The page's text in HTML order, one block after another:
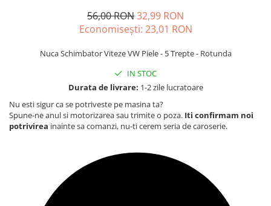
Accesorii Electronice Auto
Accesorii pentru Roti si Anvelope
Organizatoare Auto
56,00 RON32,99 RON
Economisești: 23,01 RON
Nuca Schimbator Viteze VW Piele - 5 Trepte - Rotunda
IN STOC
Durata de livrare: 1-2 zile lucratoare
Nu esti sigur ca se potriveste pe masina ta?
Spune-ne anul si motorizarea sau trimite o poza. Iti confirmam noi
potrivirea inainte sa comanzi, nu-ti cerem seria de caroserie.